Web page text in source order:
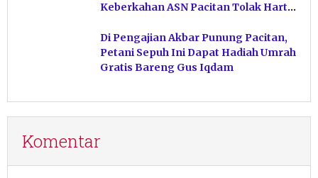
Keberkahan ASN Pacitan Tolak Harta
Di Pengajian Akbar Punung Pacitan,
Petani Sepuh Ini Dapat Hadiah Umrah
Gratis Bareng Gus Iqdam
Komentar